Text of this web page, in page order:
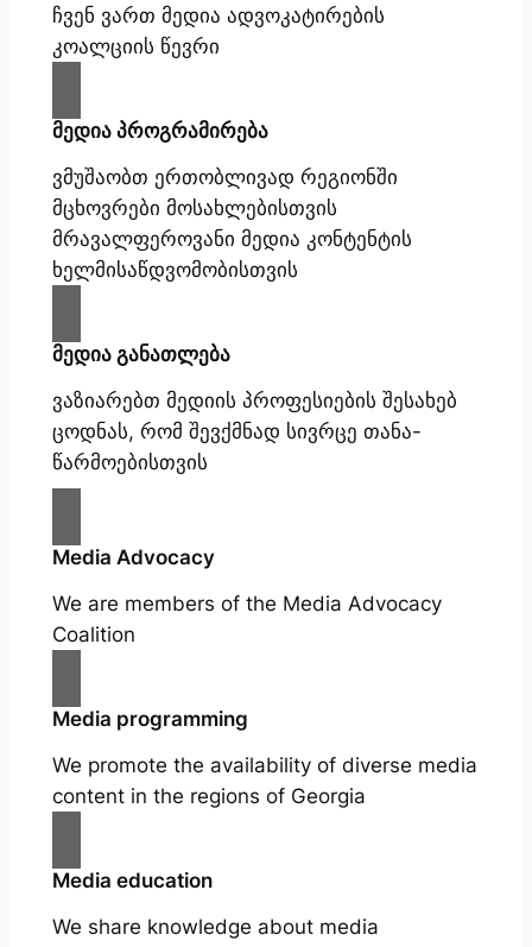
ჩვენ ვართ მედია ადვოკატირების
კოალციის წევრი
მედია პროგრამირება
ვმუშაობთ ერთობლივად რეგიონში
მცხოვრები მოსახლებისთვის
მრავალფეროვანი მედია კონტენტის
ხელმისაწდვომობისთვის
მედია განათლება
ვაზიარებთ მედიის პროფესიების შესახებ
ცოდნას, რომ შევქმნად სივრცე თანა-
წარმოებისთვის
Media Advocacy
We are members of the Media Advocacy
Coalition
Media programming
We promote the availability of diverse media
content in the regions of Georgia
Media education
We share knowledge about media